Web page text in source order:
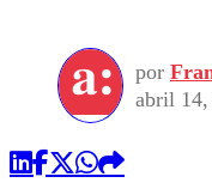
por
abril 14,